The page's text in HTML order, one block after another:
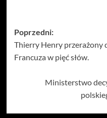
Zobacz
wpisy
Poprzedni:
Thierry Henry przerażony
Francuza w pięć słów.
Ministerstwo